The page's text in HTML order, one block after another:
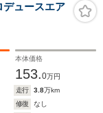
ュースエア
本体価格
153.0万円
走行 3.8万km
修復
なし